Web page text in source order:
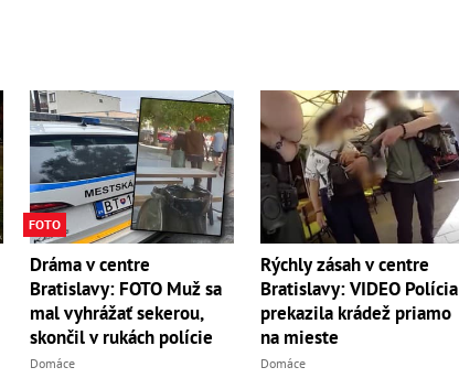
FOTO
Dráma v centre
Bratislavy: FOTO Muž sa
mal vyhrážať sekerou,
skončil v rukách polície
Domáce
Rýchly zásah v centre
Bratislavy: VIDEO Polícia
prekazila krádež priamo
na mieste
Domáce